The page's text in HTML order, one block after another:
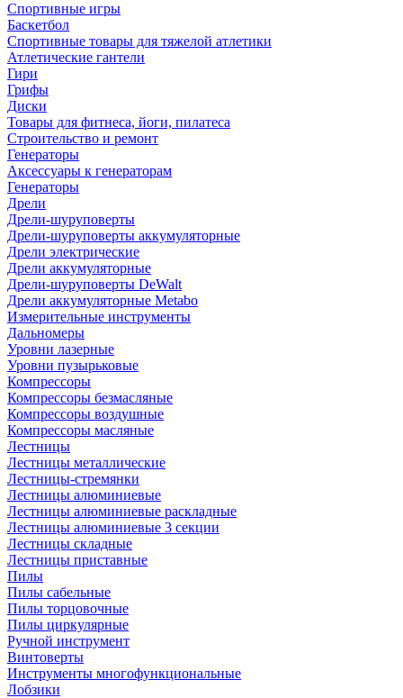
Спортивные игры
Баскетбол
Спортивные товары для тяжелой атлетики
Атлетические гантели
Гири
Грифы
Диски
Товары для фитнеса, йоги, пилатеса
Строительство и ремонт
Генераторы
Аксессуары к генераторам
Генераторы
Дрели
Дрели-шуруповерты
Дрели-шуруповерты аккумуляторные
Дрели электрические
Дрели аккумуляторные
Дрели-шуруповерты DeWalt
Дрели аккумуляторные Metabo
Измерительные инструменты
Дальномеры
Уровни лазерные
Уровни пузырьковые
Компрессоры
Компрессоры безмасляные
Компрессоры воздушные
Компрессоры масляные
Лестницы
Лестницы металлические
Лестницы-стремянки
Лестницы алюминиевые
Лестницы алюминиевые раскладные
Лестницы алюминиевые 3 секции
Лестницы складные
Лестницы приставные
Пилы
Пилы сабельные
Пилы торцовочные
Пилы циркулярные
Ручной инструмент
Винтоверты
Инструменты многофункциональные
Лобзики